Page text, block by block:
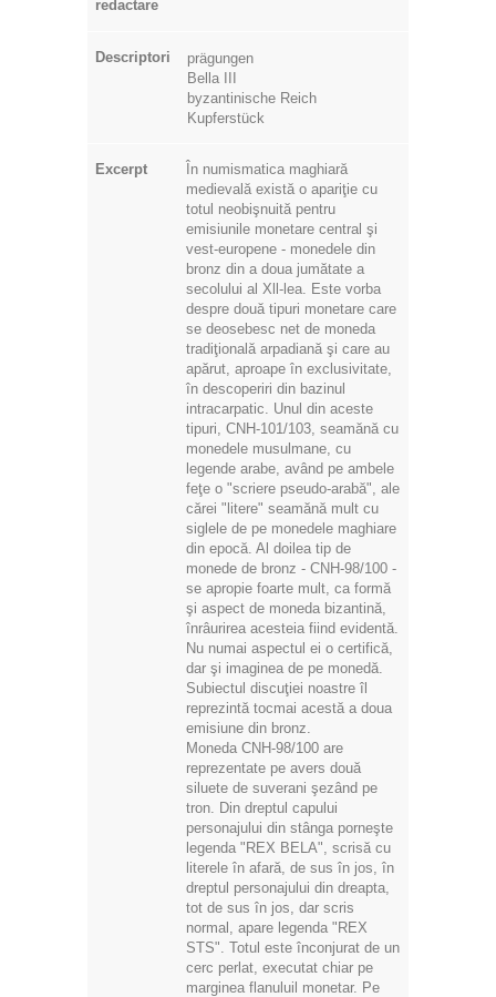
redactare
Descriptori
prägungen
Bella III
byzantinische Reich
Kupferstück
Excerpt
În numismatica maghiară
medievală există o apariţie cu
totul neobişnuită pentru
emisiunile monetare central şi
vest-europene - monedele din
bronz din a doua jumătate a
secolului al Xll-lea. Este vorba
despre două tipuri monetare care
se deosebesc net de moneda
tradiţională arpadiană şi care au
apărut, aproape în exclusivitate,
în descoperiri din bazinul
intracarpatic. Unul din aceste
tipuri, CNH-101/103, seamănă cu
monedele musulmane, cu
legende arabe, având pe ambele
feţe o "scriere pseudo-arabă", ale
cărei "litere" seamănă mult cu
siglele de pe monedele maghiare
din epocă. Al doilea tip de
monede de bronz - CNH-98/100 -
se apropie foarte mult, ca formă
şi aspect de moneda bizantină,
înrâurirea acesteia fiind evidentă.
Nu numai aspectul ei o certifică,
dar şi imaginea de pe monedă.
Subiectul discuţiei noastre îl
reprezintă tocmai acestă a doua
emisiune din bronz.
Moneda CNH-98/100 are
reprezentate pe avers două
siluete de suverani şezând pe
tron. Din dreptul capului
personajului din stânga porneşte
legenda "REX BELA", scrisă cu
literele în afară, de sus în jos, în
dreptul personajului din dreapta,
tot de sus în jos, dar scris
normal, apare legenda "REX
STS". Totul este înconjurat de un
cerc perlat, executat chiar pe
marginea flanuluil monetar. Pe